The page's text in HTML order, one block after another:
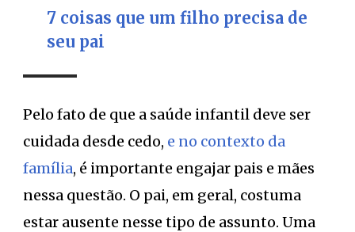
7 coisas que um filho precisa de
seu pai
Pelo fato de que a saúde infantil deve ser
cuidada desde cedo, e no contexto da
família, é importante engajar pais e mães
nessa questão. O pai, em geral, costuma
estar ausente nesse tipo de assunto. Uma